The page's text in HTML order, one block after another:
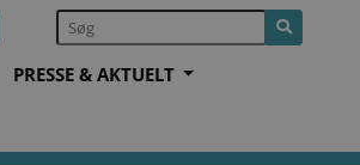
PRESSE & AKTUELT